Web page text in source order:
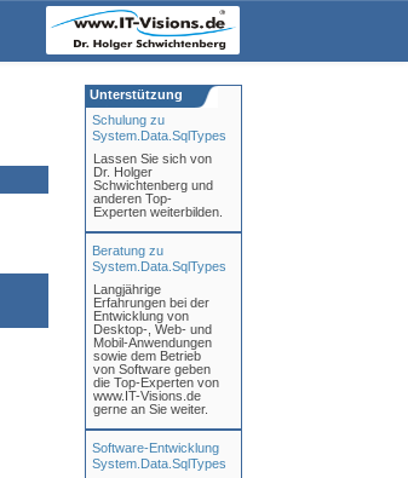
Schulung zu
System.Data.SqlTypes
Lassen Sie sich von
Dr. Holger
Schwichtenberg und
anderen Top-
Experten weiterbilden.
Beratung zu
System.Data.SqlTypes
Langjährige
Erfahrungen bei der
Entwicklung von
Desktop-, Web- und
Mobil-Anwendungen
sowie dem Betrieb
von Software geben
die Top-Experten von
www.IT-Visions.de
gerne an Sie weiter.
Software-Entwicklung
System.Data.SqlTypes
Unterstützung